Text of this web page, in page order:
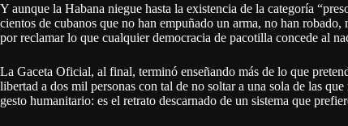
Y aunque la Habana niegue hasta la existencia de la categoría
cientos de cubanos que no han empuñado un arma, no han
por reclamar lo que cualquier democracia de pacotilla concede al
La Gaceta Oficial, al final, terminó enseñando más de lo que
libertad a dos mil personas con tal de no soltar a una sola de las
gesto humanitario: es el retrato descarnado de un sistema que